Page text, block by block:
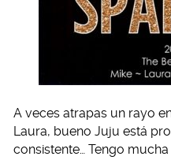
A veces atrapas un rayo
Laura, bueno Juju está
consistente… Tengo mucha